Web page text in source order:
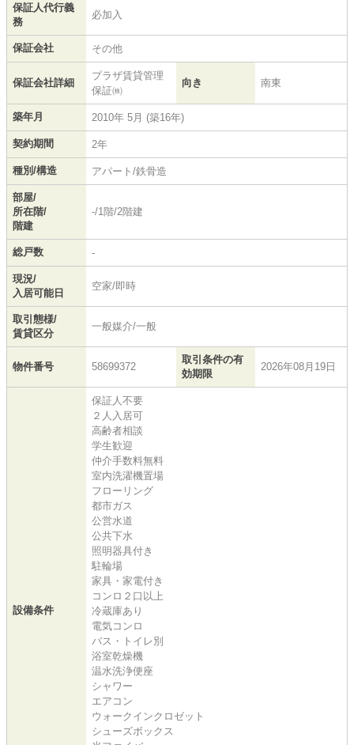
保証人代行義
務
必加入
保証会社 その他
保証会社詳細
プラザ賃貸管理
保証㈱
向き 南東
築年月 2010年 5月 (築16年)
契約期間 2年
種別/構造 アパート/鉄骨造
部屋/
所在階/
階建
-/1階/2階建
総戸数 -
現況/
入居可能日
空家/即時
取引態様/
賃貸区分
一般媒介/一般
物件番号 58699372
取引条件の有
効期限
2026年08月19日
設備条件
保証人不要
２人入居可
高齢者相談
学生歓迎
仲介手数料無料
室内洗濯機置場
フローリング
都市ガス
公営水道
公共下水
照明器具付き
駐輪場
家具・家電付き
コンロ２口以上
冷蔵庫あり
電気コンロ
バス・トイレ別
浴室乾燥機
温水洗浄便座
シャワー
エアコン
ウォークインクロゼット
シューズボックス